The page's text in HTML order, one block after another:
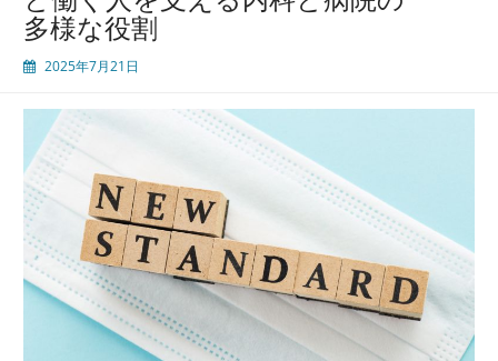
え
る
渋
の
す
る
内
科
医
療
と
地
多様な役割
2025年7月21日